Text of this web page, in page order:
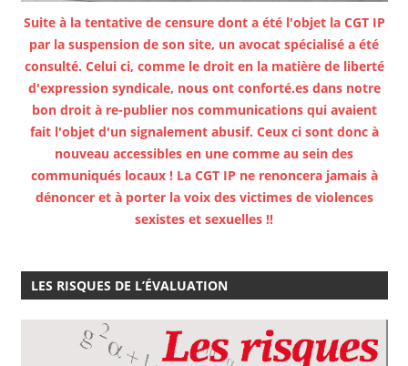
Suite à la tentative de censure dont a été l'objet la CGT IP
par la suspension de son site, un avocat spécialisé a été
consulté. Celui ci, comme le droit en la matière de liberté
d'expression syndicale, nous ont conforté.es dans notre
bon droit à re-publier nos communications qui avaient
fait l'objet d'un signalement abusif. Ceux ci sont donc à
nouveau accessibles en une comme au sein des
communiqués locaux ! La CGT IP ne renoncera jamais à
dénoncer et à porter la voix des victimes de violences
sexistes et sexuelles !!
LES RISQUES DE L’ÉVALUATION